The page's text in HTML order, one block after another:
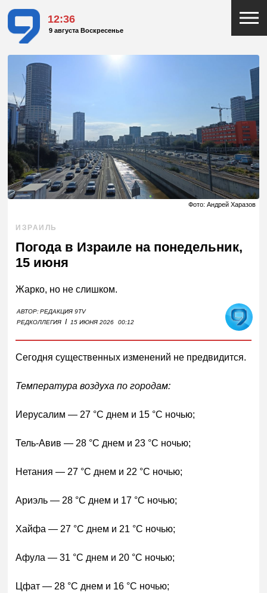
12:36
9 августа Воскресенье
Фото: Андрей Харазов
ИЗРАИЛЬ
Погода в Израиле на понедельник,
15 июня
Жарко, но не слишком.
АВТОР:РЕДАКЦИЯ 9TV
РЕДКОЛЛЕГИЯ I 15 ИЮНЯ 2026 00:12
Сегодня существенных изменений не предвидится.
Температура воздуха по городам:
Иерусалим — 27 °C днем и 15 °C ночью;
Тель-Авив — 28 °C днем и 23 °C ночью;
Нетания — 27 °C днем и 22 °C ночью;
Ариэль — 28 °C днем и 17 °C ночью;
Хайфа — 27 °C днем и 21 °C ночью;
Афула — 31 °C днем и 20 °C ночью;
Цфат — 28 °C днем и 16 °C ночью;